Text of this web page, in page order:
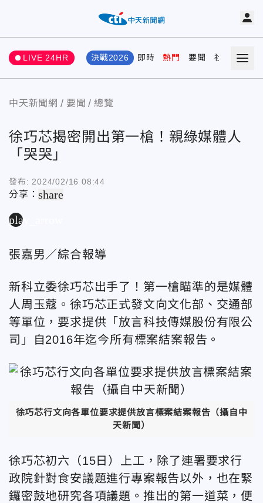
LIVE 24HR 決戰2026 即時 熱門 要聞 社會 娛樂
中天新聞網 要聞 總覽
徐巧芯揭密開出第一槍！親綠媒體人
「哭哭」
發布: 2024/02/16 08:44
分享：share
play_arrow
張嘉男／綜合報導
新科立委徐巧芯出手了！第一槍瞄準的是媒體
人周玉蔻。徐巧芯正式發文向文化部、交通部
等單位，要求提供「放言科技傳媒股份有限公
司」自2016年迄今所有標案結案報告。
徐巧芯行文向各單位要求提供放言標案結案報告（攝自中
天新聞）
徐巧芯初六（15日）上工，除了連署要求行
政院針對食安議題進行專案報告以外，也在緊
鑼密鼓地研究各項議題。推出的第一道菜，便